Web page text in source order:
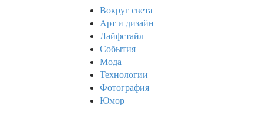
Вокруг света
Арт и дизайн
Лайфстайл
События
Мода
Технологии
Фотография
Юмор